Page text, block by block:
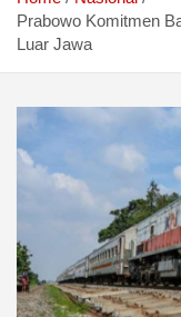
Prabowo Komitmen
Luar Jawa